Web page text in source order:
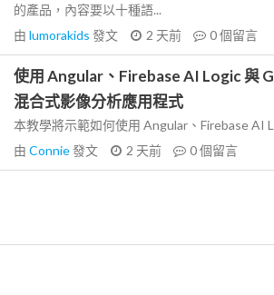
的產品，內容要以十種語...
由 lumorakids 發文 2 天前 0個留言
使用 Angular、Firebase AI Logic 與
混合式影像分析應用程式
本教學將示範如何使用 Angular、Firebase AI
由 Connie發文 2 天前 0個留言